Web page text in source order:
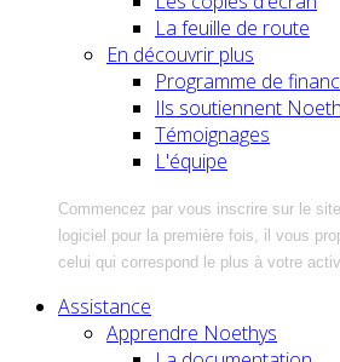
La feuille de route
En découvrir plus
Programme de
Ils soutiennent
Témoignages
L'équipe
Commencez par vous inscrire sur le
logiciel pour la première fois, il vous
celui qui correspond le plus à votre
Assistance
Apprendre Noethys